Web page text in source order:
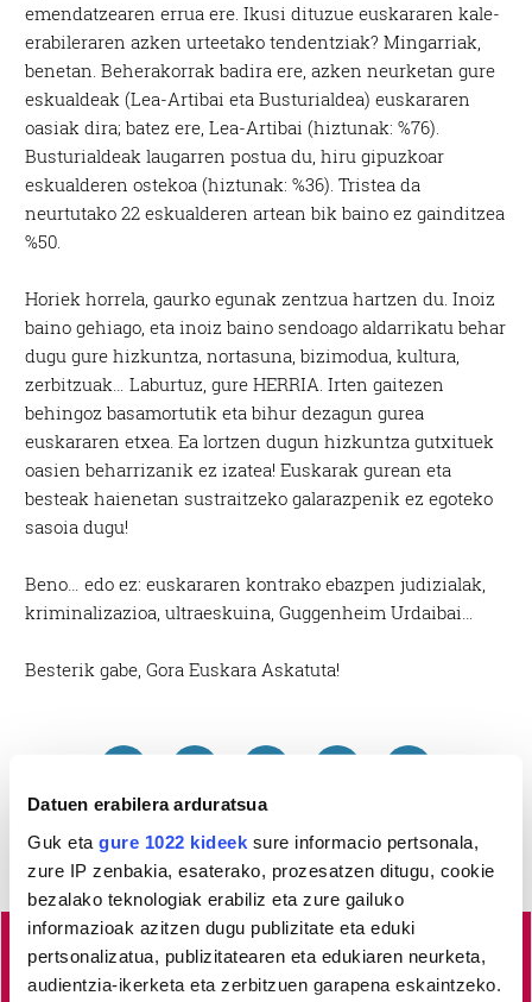
Datuen erabilera arduratsua
Guk eta gure 1022 kideek sure informacio pertsonala,
zure IP zenbakia, esaterako, prozesatzen ditugu, cookie
bezalako teknologiak erabiliz eta zure gailuko
informazioak azitzen dugu publizitate eta eduki
pertsonalizatua, publizitatearen eta edukiaren neurketa,
audientzia-ikerketa eta zerbitzuen garapena eskaintzeko.
emendatzearen errua ere. Ikusi dituzue euskararen kale-
erabileraren azken urteetako tendentziak? Mingarriak,
benetan. Beherakorrak badira ere, azken neurketan gure
eskualdeak (Lea-Artibai eta Busturialdea) euskararen
oasiak dira; batez ere, Lea-Artibai (hiztunak: %76).
Busturialdeak laugarren postua du, hiru gipuzkoar
eskualderen ostekoa (hiztunak: %36). Tristea da
neurtutako 22 eskualderen artean bik baino ez gainditzea
%50.
Horiek horrela, gaurko egunak zentzua hartzen du. Inoiz
baino gehiago, eta inoiz baino sendoago aldarrikatu behar
dugu gure hizkuntza, nortasuna, bizimodua, kultura,
zerbitzuak… Laburtuz, gure HERRIA. Irten gaitezen
behingoz basamortutik eta bihur dezagun gurea
euskararen etxea. Ea lortzen dugun hizkuntza gutxituek
oasien beharrizanik ez izatea! Euskarak gurean eta
besteak haienetan sustraitzeko galarazpenik ez egoteko
sasoia dugu!
Beno… edo ez: euskararen kontrako ebazpen judizialak,
kriminalizazioa, ultraeskuina, Guggenheim Urdaibai…
Besterik gabe, Gora Euskara Askatuta!
Busturialdeko
albisteak euskaraz, libre eta kalitatez